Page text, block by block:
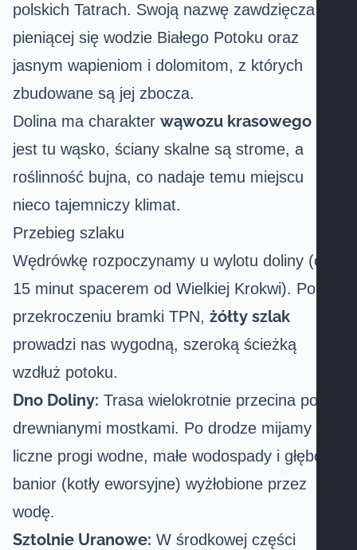
polskich Tatrach. Swoją nazwę zawdzięcza
pieniącej się wodzie Białego Potoku oraz
jasnym wapieniom i dolomitom, z których
zbudowane są jej zbocza.
Dolina ma charakter wąwozu krasowego
jest tu wąsko, ściany skalne są strome, a
roślinność bujna, co nadaje temu miejscu
nieco tajemniczy klimat.
Przebieg szlaku
Wędrówkę rozpoczynamy u wylotu doliny (ok.
15 minut spacerem od Wielkiej Krokwi). Po
przekroczeniu bramki TPN, żółty szlak
prowadzi nas wygodną, szeroką ścieżką
wzdłuż potoku.
Dno Doliny: Trasa wielokrotnie przecina potok
drewnianymi mostkami. Po drodze mijamy
liczne progi wodne, małe wodospady i głębokie
banior (kotły eworsyjne) wyżłobione przez
wodę.
Sztolnie Uranowe: W środkowej części